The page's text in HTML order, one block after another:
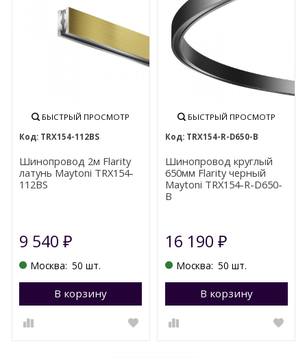
БЫСТРЫЙ ПРОСМОТР
TRX154-112BS
Шинопровод 2м Flarity
латунь Maytoni TRX154-
112BS
9 540₽
Москва: 50 шт.
В корзину Перейти в корзину
БЫСТРЫЙ ПРОСМОТР
TRX154-R-D650-B
Шинопровод круглый
650мм Flarity черный
Maytoni TRX154-R-D650-
B
16 190 ₽
Москва: 50 шт.
В корзину